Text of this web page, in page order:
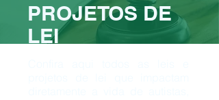
PROJETOS DE
LEI